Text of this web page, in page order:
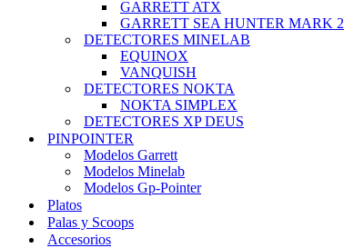
GARRETT ATX
GARRETT SEA HUNTER MARK 2
DETECTORES MINELAB
EQUINOX
VANQUISH
DETECTORES NOKTA
NOKTA SIMPLEX
DETECTORES XP DEUS
PINPOINTER
Modelos Garrett
Modelos Minelab
Modelos Gp-Pointer
Platos
Palas y Scoops
Accesorios